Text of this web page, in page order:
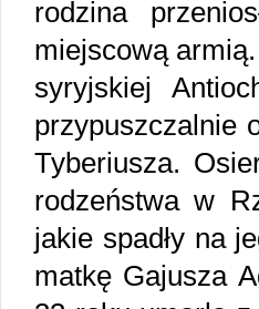
rodzina
miejscową
syryjskiej
przypuszczalnie
Tyberiusza.
rodzeństwa w
jakie spadły na
matkę Gajusza